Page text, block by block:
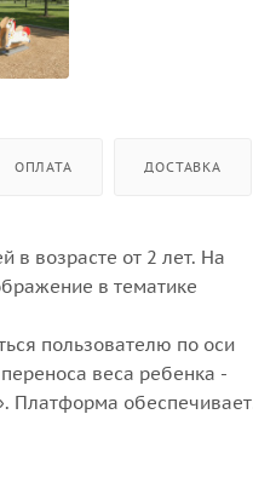
ОПЛАТА ДОСТАВКА
в возрасте от 2 лет. На
в тематике
пользователю по оси
веса ребенка -
Платформа обеспечивает